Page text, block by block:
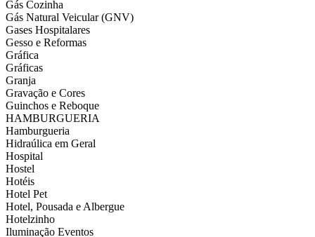
Gás Cozinha
Gás Natural Veicular (GNV)
Gases Hospitalares
Gesso e Reformas
Gráfica
Gráficas
Granja
Gravação e Cores
Guinchos e Reboque
HAMBURGUERIA
Hamburgueria
Hidraúlica em Geral
Hospital
Hostel
Hotéis
Hotel Pet
Hotel, Pousada e Albergue
Hotelzinho
Iluminação Eventos